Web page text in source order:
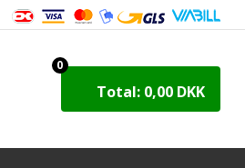
Total: 0,00 DKK
0